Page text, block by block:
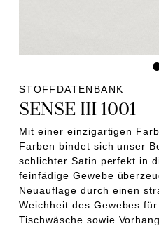
STOFFDATENBANK
SENSE III 1001
Mit einer einzigartigen
Farben bindet sich unser
schlichter Satin perfekt in
feinfädige Gewebe
Neuauflage durch einen
Weichheit des Gewebes
Tischwäsche sowie